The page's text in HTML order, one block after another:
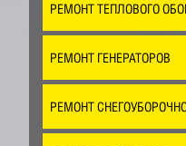
РЕМОНТ ТЕПЛОВОГО
РЕМОНТ ГЕНЕРАТОРОВ
РЕМОНТ